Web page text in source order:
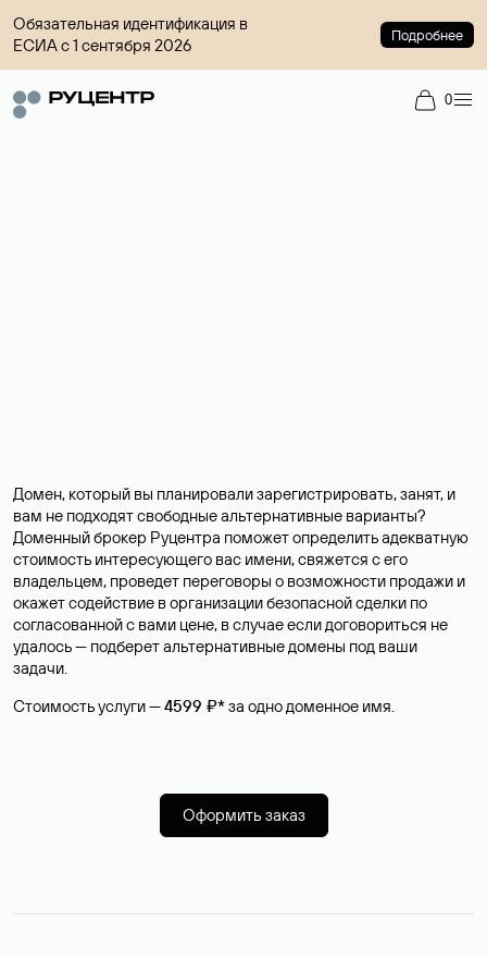
Обязательная идентификация в
ЕСИА с 1 сентября 2026
Подробнее
0
Домен, который вы планировали зарегистрировать, занят, и
вам не подходят свободные альтернативные варианты?
Доменный брокер Руцентра поможет определить адекватную
стоимость интересующего вас имени, свяжется с его
владельцем, проведет переговоры о возможности продажи и
окажет содействие в организации безопасной сделки по
согласованной с вами цене, в случае если договориться не
удалось — подберет альтернативные домены под ваши
задачи.
Стоимость услуги —4599 ₽*за одно доменное имя.
Оформить заказ